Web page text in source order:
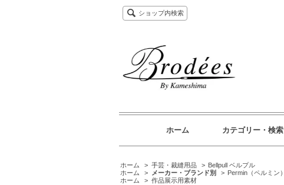
ショップ内検索
ホーム カテゴリー・検索
ホーム > 手芸・裁縫用品 > Bellpull ベルプル
ホーム
> メーカー・ブランド別 > Permin（ペルミン）
ホーム
> 作品展示用素材